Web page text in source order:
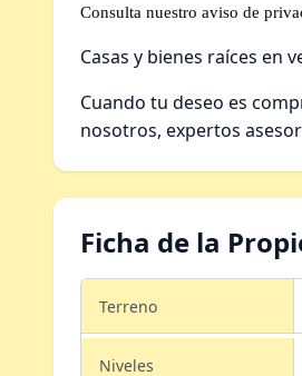
Consulta nuestro aviso de
Casas y bienes raíces en
Cuando tu deseo es
nosotros, expertos
Ficha de la
Terreno
Niveles